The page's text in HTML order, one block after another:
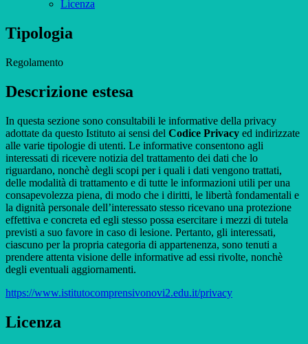
Licenza
Tipologia
Regolamento
Descrizione estesa
In questa sezione sono consultabili le informative della privacy
adottate da questo Istituto ai sensi del Codice Privacy ed indirizzate
alle varie tipologie di utenti. Le informative consentono agli
interessati di ricevere notizia del trattamento dei dati che lo
riguardano, nonchè degli scopi per i quali i dati vengono trattati,
delle modalità di trattamento e di tutte le informazioni utili per una
consapevolezza piena, di modo che i diritti, le libertà fondamentali e
la dignità personale dell’interessato stesso ricevano una protezione
effettiva e concreta ed egli stesso possa esercitare i mezzi di tutela
previsti a suo favore in caso di lesione. Pertanto, gli interessati,
ciascuno per la propria categoria di appartenenza, sono tenuti a
prendere attenta visione delle informative ad essi rivolte, nonchè
degli eventuali aggiornamenti.
https://www.istitutocomprensivonovi2.edu.it/privacy
Licenza